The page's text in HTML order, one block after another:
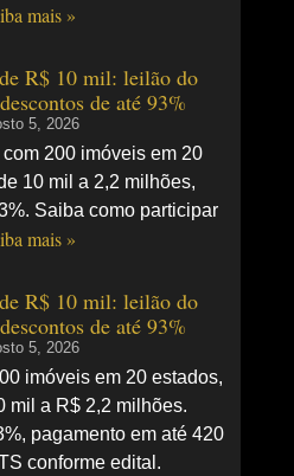
mais »
R$ 10 mil: leilão do
de até 93%
5, 2026
200 imóveis em 20
10 mil a 2,2 milhões,
Saiba como participar
mais »
R$ 10 mil: leilão do
de até 93%
5, 2026
imóveis em 20 estados,
mil a R$ 2,2 milhões.
pagamento em até 420
conforme edital.